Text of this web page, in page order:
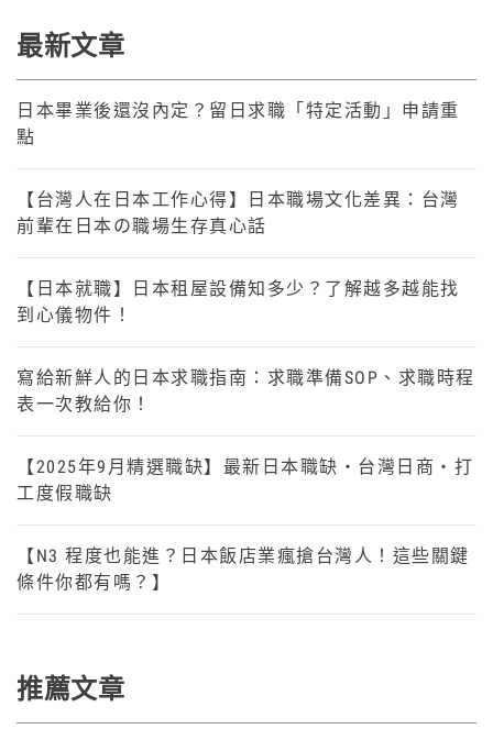
最新文章
日本畢業後還沒內定？留日求職「特定活動」申請重
點
【台灣人在日本工作心得】日本職場文化差異：台灣
前輩在日本の職場生存真心話
【日本就職】日本租屋設備知多少？了解越多越能找
到心儀物件！
寫給新鮮人的日本求職指南：求職準備SOP、求職時程
表一次教給你！
【2025年9月精選職缺】最新日本職缺・台灣日商・打
工度假職缺
【N3 程度也能進？日本飯店業瘋搶台灣人！這些關鍵
條件你都有嗎？】
推薦文章